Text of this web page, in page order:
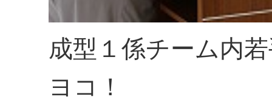
成型１係チーム内
ヨコ！